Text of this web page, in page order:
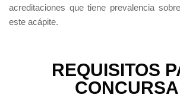
acreditaciones que tiene prevalencia
este acápite.
REQUISITOS